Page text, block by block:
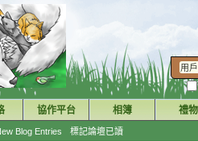
Blog Entries 標記論壇已讀
協作平台 相簿 禮物